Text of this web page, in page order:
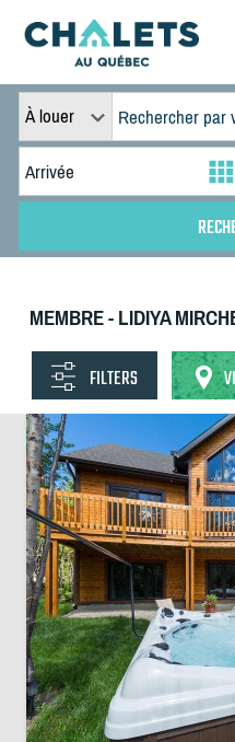
À louer
MEMBRE - LIDIYA
FILTERS